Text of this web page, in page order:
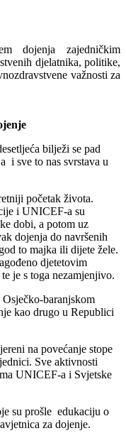
dojenja zajedničkim
djelatnika, politike,
važnosti za
bilježi se pad
i sve to nas svrstava u
početak života.
i UNICEF-a su
dobi, a potom uz
dojenja do navršenih
to majka ili dijete žele.
djetetovim
je s toga nezamjenjivo.
baranjskom
kao drugo u Republici
na povećanje stope
Sve aktivnosti
UNICEF-a i Svjetske
su prošle edukaciju o
za dojenje.